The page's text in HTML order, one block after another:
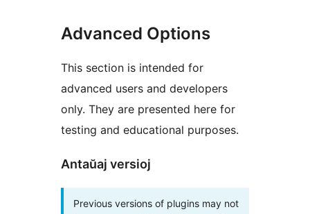
Advanced Options
This section is intended for
advanced users and developers
only. They are presented here for
testing and educational purposes.
Antaŭaj versioj
Previous versions of plugins may not